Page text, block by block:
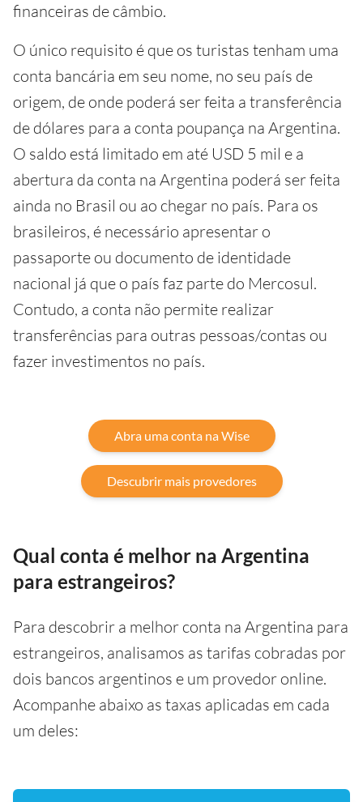
financeiras de câmbio.
O único requisito é que os turistas tenham uma
conta bancária em seu nome, no seu país de
origem, de onde poderá ser feita a transferência
de dólares para a conta poupança na Argentina.
O saldo está limitado em até USD 5 mil e a
abertura da conta na Argentina poderá ser feita
ainda no Brasil ou ao chegar no país. Para os
brasileiros, é necessário apresentar o
passaporte ou documento de identidade
nacional já que o país faz parte do Mercosul.
Contudo, a conta não permite realizar
transferências para outras pessoas/contas ou
fazer investimentos no país.
Abra uma conta na Wise
Descubrir mais provedores
Qual conta é melhor na Argentina
para estrangeiros?
Para descobrir a melhor conta na Argentina para
estrangeiros, analisamos as tarifas cobradas por
dois bancos argentinos e um provedor online.
Acompanhe abaixo as taxas aplicadas em cada
um deles: